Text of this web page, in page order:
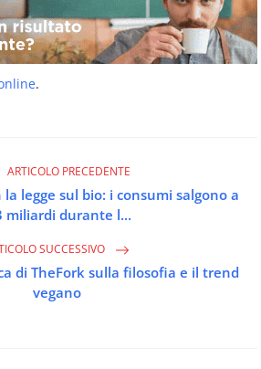
.
ARTICOLO PRECEDENTE
legge sul bio: i consumi salgono a
miliardi durante l...
SUCCESSIVO
di TheFork sulla filosofia e il trend
vegano